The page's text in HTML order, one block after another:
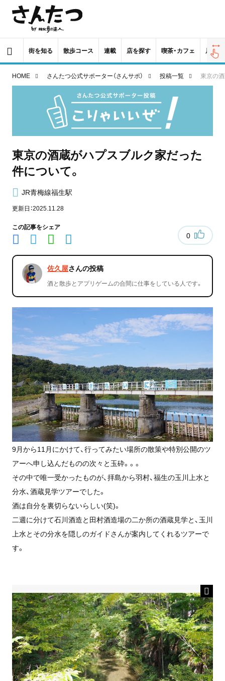
街を知る 散歩コース 連載 店を探す 喫茶・カフェ 居酒屋
HOME さんたつ公式サポーター（さんサポ） 投稿一覧 東京の
東京の酒蔵がハプスブルク家だった
件について。
JR青梅線福生駅
更新日：2025.11.28
この記事をシェア
0
佐久屋さんの投稿
酒と散歩とアプリゲームの合間に仕事をしている人です。
9月から11月にかけて、行ってみたい場所の散策や特別公開のツ
アーへ申し込んだものの次々と玉砕。。。
その中で唯一受かったものが、拝島から羽村、福生の玉川上水と
分水、酒蔵見学ツアーでした。
酒は自分を裏切らないらしい(笑)。
二週に分けて石川酒造と田村酒造場の二か所の酒蔵見学と、玉川
上水とその分水を隠しのガイドさんが案内してくれるツアーで
す。